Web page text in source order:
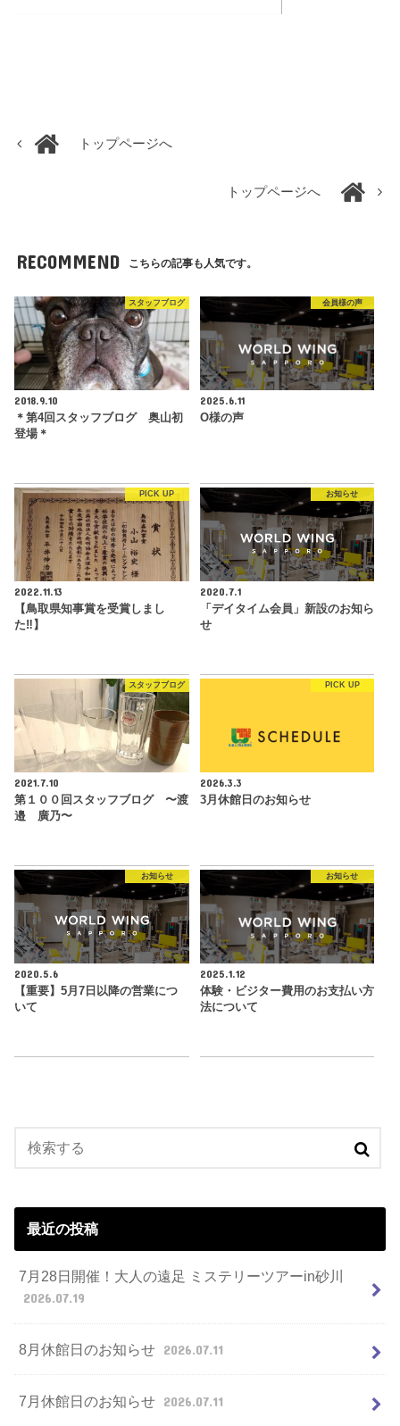
トップページへ
トップページへ
RECOMMEND こちらの記事も人気です。
スタッフブログ
2018.9.10
＊第4回スタッフブログ 奥山初
登場＊
会員様の声
2025.6.11
O様の声
PICK UP
2022.11.13
【鳥取県知事賞を受賞しまし
た‼︎】
お知らせ
2020.7.1
「デイタイム会員」新設のお知ら
せ
スタッフブログ
2021.7.10
第１００回スタッフブログ 〜渡
邉 廣乃〜
PICK UP
2026.3.3
3月休館日のお知らせ
お知らせ
2020.5.6
【重要】5月7日以降の営業につ
いて
お知らせ
2025.1.12
体験・ビジター費用のお支払い方
法について
最近の投稿
7月28日開催！大人の遠足 ミステリーツアーin砂川
2026.07.19
8月休館日のお知らせ 2026.07.11
7月休館日のお知らせ 2026.07.11